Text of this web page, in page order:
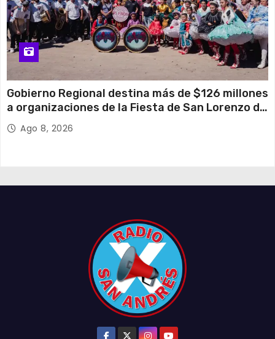
Gobierno Regional destina más de $126 millones
a organizaciones de la Fiesta de San Lorenzo de
Tarapacá
Ago 8, 2026